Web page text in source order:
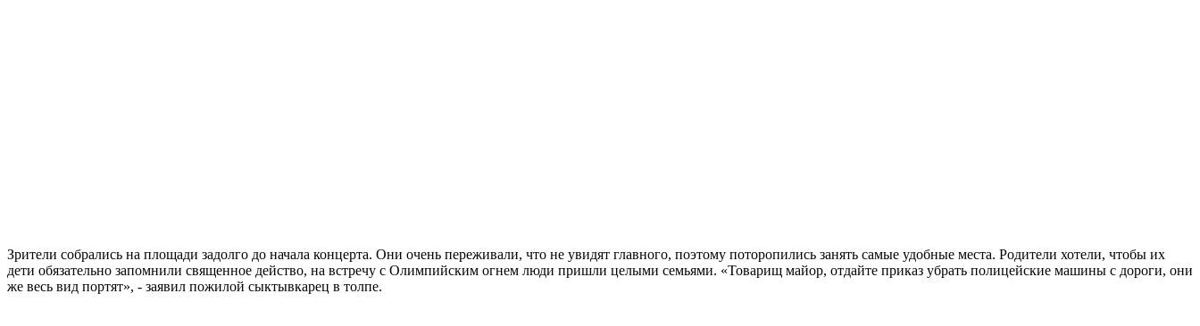
Зрители собрались на площади задолго до начала концерта. Они очень переживали, что не увидят главного, поэтому поторопились занять самые удобные места. Родители хотели, чтобы их
дети обязательно запомнили священное действо, на встречу с Олимпийским огнем люди пришли целыми семьями. «Товарищ майор, отдайте приказ убрать полицейские машины с дороги, они
же весь вид портят», - заявил пожилой сыктывкарец в толпе.